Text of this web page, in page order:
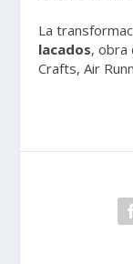
La
lacados, obra
Crafts, Air